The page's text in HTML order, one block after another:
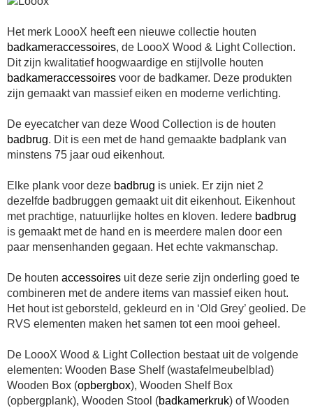
Het merk LoooX heeft een nieuwe collectie houten
badkameraccessoires, de LoooX Wood & Light Collection.
Dit zijn kwalitatief hoogwaardige en stijlvolle houten
badkameraccessoires voor de badkamer. Deze produkten
zijn gemaakt van massief eiken en moderne verlichting.
De eyecatcher van deze Wood Collection is de houten
badbrug. Dit is een met de hand gemaakte badplank van
minstens 75 jaar oud eikenhout.
Elke plank voor deze badbrug is uniek. Er zijn niet 2
dezelfde badbruggen gemaakt uit dit eikenhout. Eikenhout
met prachtige, natuurlijke holtes en kloven. Iedere badbrug
is gemaakt met de hand en is meerdere malen door een
paar mensenhanden gegaan. Het echte vakmanschap.
De houten accessoires uit deze serie zijn onderling goed te
combineren met de andere items van massief eiken hout.
Het hout ist geborsteld, gekleurd en in ‘Old Grey’ geolied. De
RVS elementen maken het samen tot een mooi geheel.
De LoooX Wood & Light Collection bestaat uit de volgende
elementen: Wooden Base Shelf (wastafelmeubelblad)
Wooden Box (opbergbox), Wooden Shelf Box
(opbergplank), Wooden Stool (badkamerkruk) of Wooden